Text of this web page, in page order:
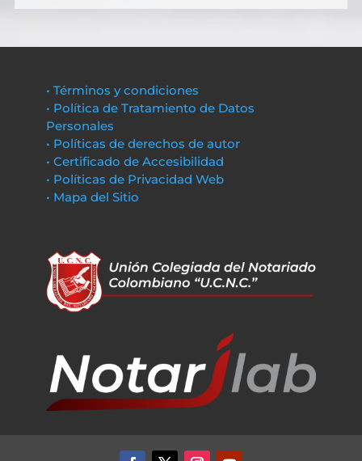
• Términos y condiciones
• Política de Tratamiento de Datos
Personales
• Políticas de derechos de autor
• Certificado de Accesibilidad
• Políticas de Privacidad Web
• Mapa del Sitio